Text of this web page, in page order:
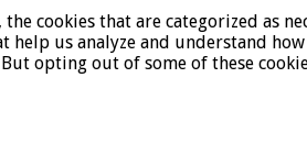
cookies that are categorized as
us analyze and understand how
opting out of some of these